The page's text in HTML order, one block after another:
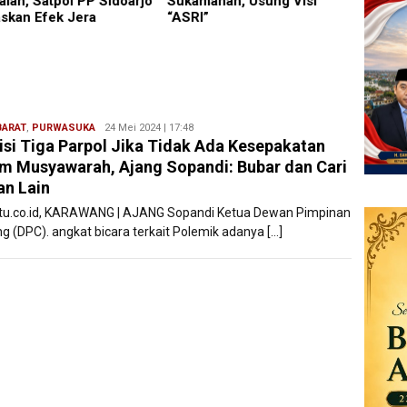
Pembangunan Infrastruktur
, PURWASUKA Ryan
Karawang
24 Mei 2024 | 17:48
Tiga Parpol Jika Tidak Ada Kesepakatan
Musyawarah, Ajang Sopandi: Bubar dan Cari
Lain
KARAWANG | AJANG Sopandi Ketua Dewan Pimpinan
(DPC). angkat bicara terkait Polemik adanya […]